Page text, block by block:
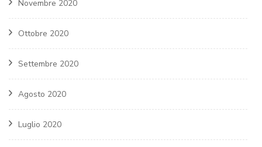
Novembre 2020
Ottobre 2020
Settembre 2020
Agosto 2020
Luglio 2020